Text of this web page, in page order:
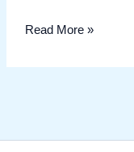
Read More »